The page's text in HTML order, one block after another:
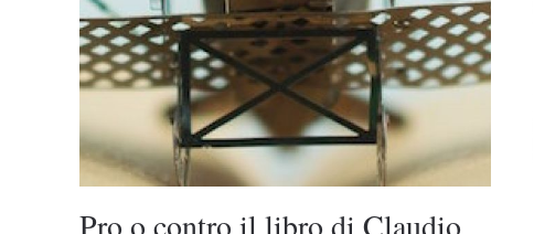
Pro o contro il libro di Claudio